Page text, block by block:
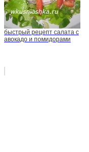
быстрый рецепт салата с
авокадо и помидорами